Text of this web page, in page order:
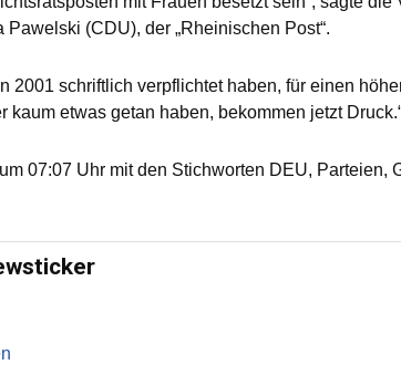
(CDU), der „Rheinischen Post“.
2001 schriftlich verpflichtet haben, für einen
etwas getan haben, bekommen jetzt
07:07 Uhr mit den Stichworten DEU, Parteien,